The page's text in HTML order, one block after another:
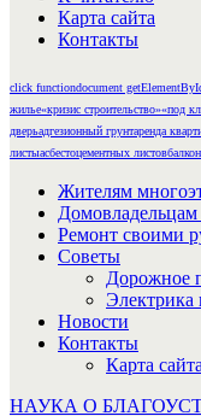
Карта сайта
Контакты
click functiondocument
жилье«кризис строительство»«под
дверьадгезионный грунтаренда
листыасбестоцементных листов
Жителям
Ремонт своими
Советы
Дорожное
Электрика
Новости
Контакты
Карта сайта
НАУКА О